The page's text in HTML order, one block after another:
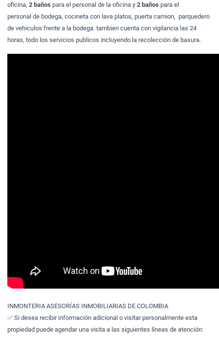
oficina, 2 baños para el personal de la oficina y 2 baños para el
personal de bodega, cocineta con lava platos, puerta camion, parquedero
de vehiculos frente a la bodega. tambien cuenta con vigilancia las 24
horas, todo los servicios publicos incluyendo la recolección de basura.
INMONTERIA ASESORÍAS INMOBILIARIAS DE COLOMBIA
✅ Si desea recibir información adicional o visitar personalmente esta
propiedad puede agendar una visita a las siguientes líneas de atención: